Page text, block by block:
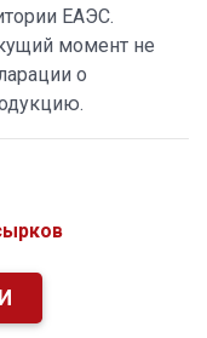
ЕАЭС.
момент не
о